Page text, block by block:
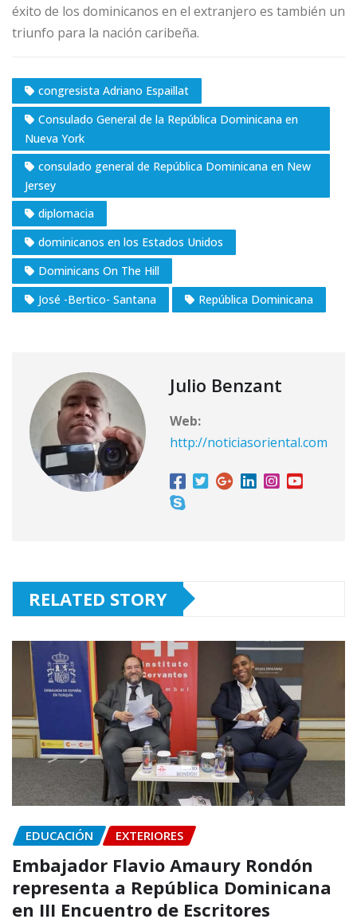
éxito de los dominicanos en el extranjero es también un
triunfo para la nación caribeña.
congresista Adriano Espaillat
Consulado General de la República Dominicana en
Nueva York
consulado general de República Dominicana en New
Jersey
diplomacia
dominicanos en los Estados Unidos
Dominicans On The Hill
José -Bertico- Santana
República Dominicana
Julio Benzant
Web:
http://noticiasoriental.com
RELATED STORY
EDUCACIÓN EXTERIORES
Embajador Flavio Amaury Rondón
representa a República Dominicana
en III Encuentro de Escritores